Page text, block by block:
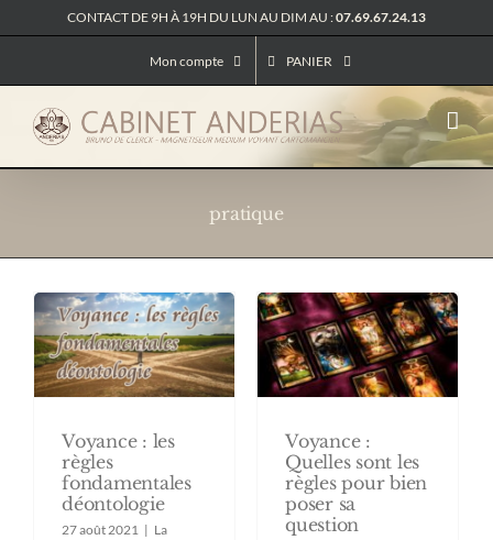
au
CONTACT DE 9H À 19H DU LUN AU DIM AU :07.69.67.24.13
Mon compte PANIER
pratique
Voyance : les
règles
fondamentales
déontologie
27 août 2021 | La
Voyance :
Quelles sont les
règles pour bien
poser sa
question